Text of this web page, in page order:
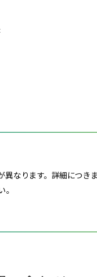
なります。詳細につき